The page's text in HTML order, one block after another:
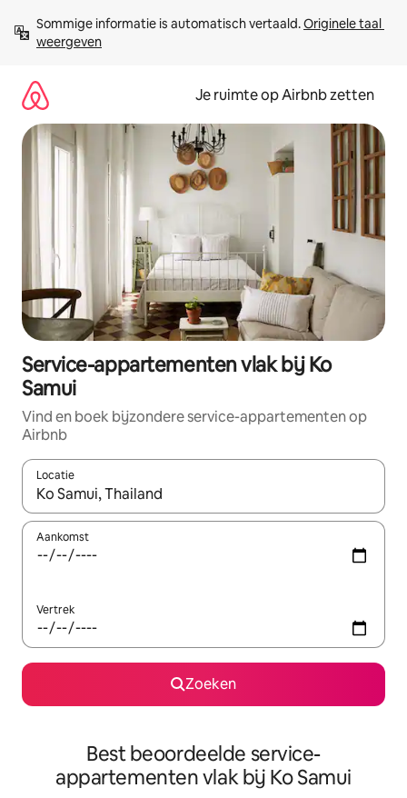
direct
naar
Sommige informatie is automatisch vertaald. Originele taal
weergeven
Je ruimte op Airbnb zetten
Service-appartementen vlak bij Ko
Samui
Vind en boek bijzondere service-appartementen op
Airbnb
Locatie
Wanneer er suggesties beschikbaar zijn, maak je een keuze
Aankomst
Vertrek
Zoeken
Best beoordeelde service-
appartementen vlak bij Ko Samui